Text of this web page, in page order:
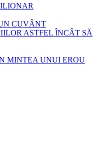
CUVÂNT
ASTFEL ÎNCÂT SĂ
MINTEA UNUI EROU